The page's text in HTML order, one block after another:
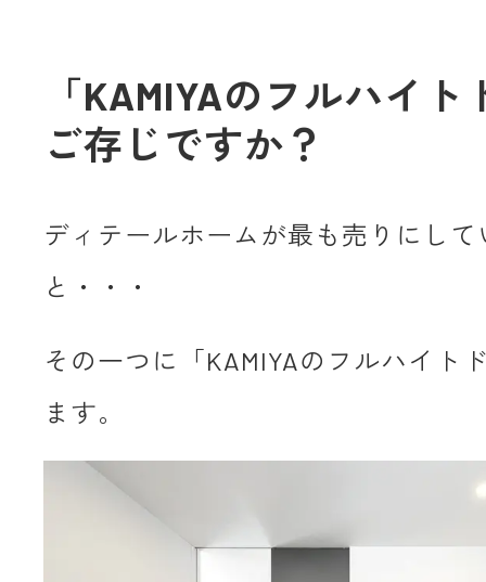
「KAMIYAのフルハイト
ご存じですか？
ディテールホームが最も売りにして
と・・・
その一つに「KAMIYAのフルハイト
ます。